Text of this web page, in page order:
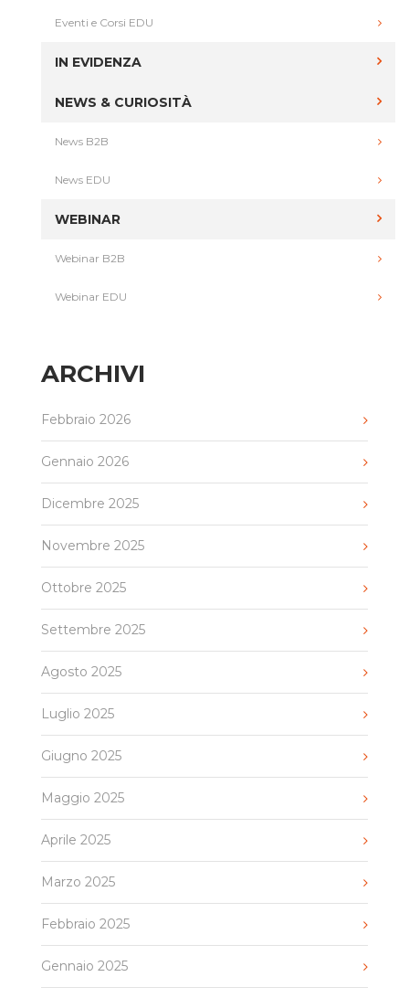
Eventi e Corsi EDU
IN EVIDENZA
NEWS & CURIOSITÀ
News B2B
News EDU
WEBINAR
Webinar B2B
Webinar EDU
ARCHIVI
Febbraio 2026
Gennaio 2026
Dicembre 2025
Novembre 2025
Ottobre 2025
Settembre 2025
Agosto 2025
Luglio 2025
Giugno 2025
Maggio 2025
Aprile 2025
Marzo 2025
Febbraio 2025
Gennaio 2025